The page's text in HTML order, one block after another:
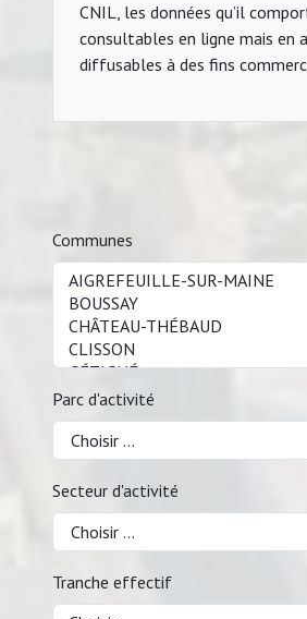
CNIL, les données qu’il
consultables en ligne mais en
diffusables à des fins
Communes
Parc d'activité
Secteur d'activité
Tranche effectif